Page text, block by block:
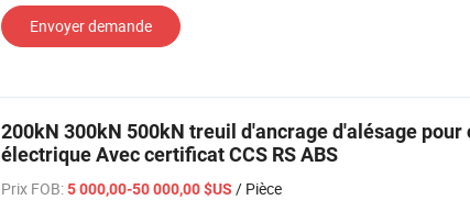
Envoyer demande
200kN 300kN 500kN treuil d'ancrage d'alésage
électrique Avec certificat CCS RS ABS
Prix FOB:5 000,00-50 000,00 $US / Pièce